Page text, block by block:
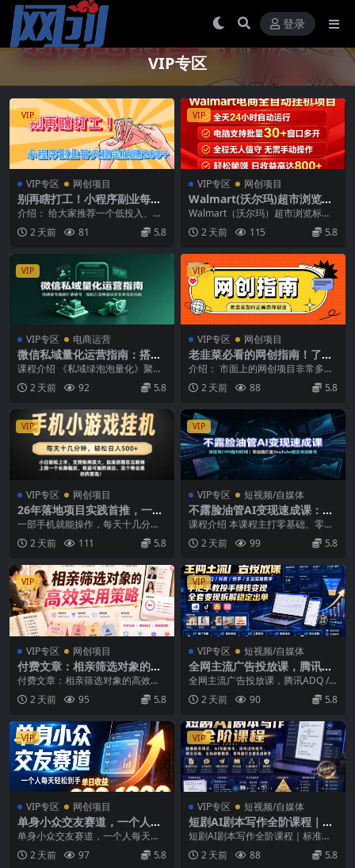
登录
VIP专区
VIP
VIP专区 网创项目
别再瞎打工！小程序副业每天
稳定躺赚200+
介绍： 给大家推荐一个低投入、零
门槛、稳收益、长期被动躺赚的优
质长线项目——微信...
2 天前 81 5.8
VIP
VIP专区 网创项目
Walmart(沃尔玛)超市浏览标
注项目，单账号日收益20+单
电脑日收益可达800+带分佣机
制【揭秘】
Walmart（沃尔玛）超市浏览标注
项目，单账号日收益20+单电脑日
收益可达80...
2 天前 115 5.8
VIP
VIP专区 电商运营
微信私域量化运营指南：搭建
账号基建打造热号，脱敏风控
规避运营各类高危风险
课程介绍 《私域绿泡泡量化》聚焦
微信私域规模化、安全化运营，围
绕账号基建、热号养...
2 天前 92 5.8
VIP
VIP专区 网创项目
老韭菜必看的网创指南！了解
项目类型，才能找到好的项
目，才能拿到想要的结果
介绍： 市面上的网创项目非常多，
割韭菜的也非常多，新手小白对于
网创的理解不够深刻...
2 天前 88 5.8
VIP
VIP专区 网创项目
26年落地项目实践首推，一部
手机，轻松日入500+，长期稳
定
一部手机就能操作，每天十几分钟
就够用了，轻松日入500+，矩阵放
大无上限经常看我...
2 天前 111 5.8
VIP
VIP专区 短视频/自媒体
不露脸油管AI变现速成课：深
挖高CPM盈利领域，零出镜打
造YouTube稳定收益账号
课程介绍 本课程主打零基础、零出
镜，仅用 4 小时完整掌握 AI 不露脸
You...2 天前 99 5.8
VIP
VIP专区 网创项目
付费文章：相亲筛选对象的高
效实用策略
付费文章：相亲筛选对象的高效实
用策略 文章介绍： 人都是善于伪装
的，尤其是相亲的...
2 天前 95 5.8
VIP
VIP专区 短视频/自媒体
全网主流广告投放课，腾讯AD
Q / 抖音 / 快手 / B 站实操教
学，手把手教投手赚钱变现，
全套变现拆解稳定出单
全网主流广告投放课，腾讯ADQ /
抖音 / 快手 / B 站实操教学，手把手
教...2 天前 90 5.8
VIP
VIP专区 网创项目
单身小众交友赛道，一个人每
天轻松到手1000+，落地快、
单身小众交友赛道，一个人每天轻
松到手1000+，落地快、见效稳
【揭秘】 本期内容...
2 天前 97 5.8
VIP
VIP专区 短视频/自媒体
短剧AI剧本写作全阶课程｜标
准剧本格式、AI写剧指令、投
稿过稿技巧、网文改编、主线
剧情把控、审稿避坑全套实操
短剧AI剧本写作全阶课程｜标准剧
本格式、AI写剧指令、投稿过稿技
巧、网文改编、主...
2 天前 88 5.8